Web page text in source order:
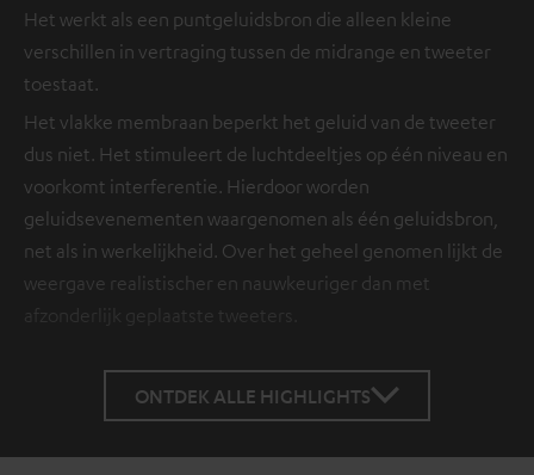
Het werkt als een puntgeluidsbron die alleen kleine
verschillen in vertraging tussen de midrange en tweeter
toestaat.
Het vlakke membraan beperkt het geluid van de tweeter
dus niet. Het stimuleert de luchtdeeltjes op één niveau en
voorkomt interferentie. Hierdoor worden
geluidsevenementen waargenomen als één geluidsbron,
net als in werkelijkheid. Over het geheel genomen lijkt de
weergave realistischer en nauwkeuriger dan met
ONTDEK ALLE HIGHLIGHTS